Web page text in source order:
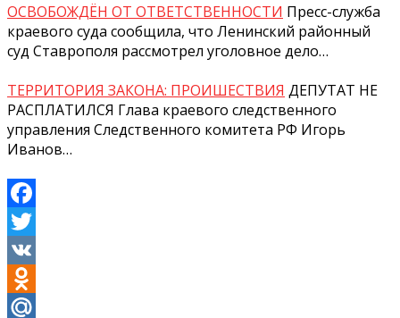
ОСВОБОЖДЁН ОТ ОТВЕТСТВЕННОСТИ Пресс-служба
краевого суда сообщила, что Ленинский районный
суд Ставрополя рассмотрел уголовное дело…
ТЕРРИТОРИЯ ЗАКОНА: ПРОИШЕСТВИЯ ДЕПУТАТ НЕ
РАСПЛАТИЛСЯ Глава краевого следственного
управления Следственного комитета РФ Игорь
Иванов…
Facebook
Twitter
VK
Odnoklassniki